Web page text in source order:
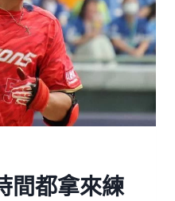
間都拿來練